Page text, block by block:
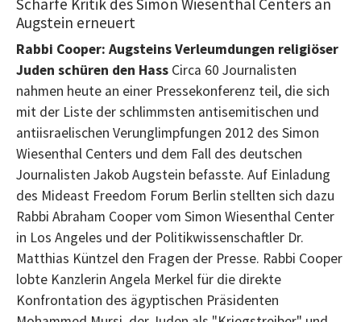
Scharfe Kritik des Simon Wiesenthal Centers an
Augstein erneuert
Rabbi Cooper: Augsteins Verleumdungen religiöser
Juden schüren den Hass Circa 60 Journalisten
nahmen heute an einer Pressekonferenz teil, die sich
mit der Liste der schlimmsten antisemitischen und
antiisraelischen Verunglimpfungen 2012 des Simon
Wiesenthal Centers und dem Fall des deutschen
Journalisten Jakob Augstein befasste. Auf Einladung
des Mideast Freedom Forum Berlin stellten sich dazu
Rabbi Abraham Cooper vom Simon Wiesenthal Center
in Los Angeles und der Politikwissenschaftler Dr.
Matthias Küntzel den Fragen der Presse. Rabbi Cooper
lobte Kanzlerin Angela Merkel für die direkte
Konfrontation des ägyptischen Präsidenten